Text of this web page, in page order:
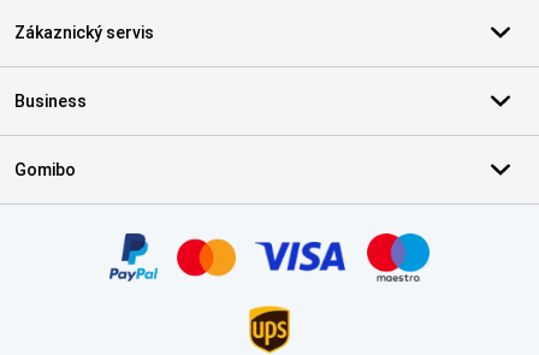
Zákaznický servis
Business
Gomibo